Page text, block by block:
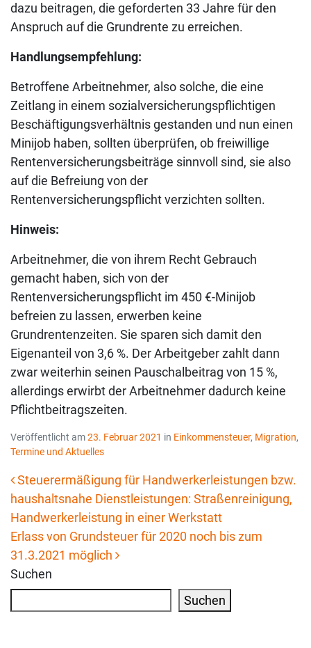
dazu beitragen, die geforderten 33 Jahre für den
Anspruch auf die Grundrente zu erreichen.
Handlungsempfehlung:
Betroffene Arbeitnehmer, also solche, die eine
Zeitlang in einem sozialversicherungspflichtigen
Beschäftigungsverhältnis gestanden und nun einen
Minijob haben, sollten überprüfen, ob freiwillige
Rentenversicherungsbeiträge sinnvoll sind, sie also
auf die Befreiung von der
Rentenversicherungspflicht verzichten sollten.
Hinweis:
Arbeitnehmer, die von ihrem Recht Gebrauch
gemacht haben, sich von der
Rentenversicherungspflicht im 450 €-Minijob
befreien zu lassen, erwerben keine
Grundrentenzeiten. Sie sparen sich damit den
Eigenanteil von 3,6 %. Der Arbeitgeber zahlt dann
zwar weiterhin seinen Pauschalbeitrag von 15 %,
allerdings erwirbt der Arbeitnehmer dadurch keine
Pflichtbeitragszeiten.
Veröffentlicht am23. Februar 2021 in Einkommensteuer, Migration,
Termine und Aktuelles
Beitrags-Navigation
Steuerermäßigung für Handwerkerleistungen bzw.
haushaltsnahe Dienstleistungen: Straßenreinigung,
Handwerkerleistung in einer Werkstatt
Erlass von Grundsteuer für 2020 noch bis zum
31.3.2021 möglich
Suchen
Suchen